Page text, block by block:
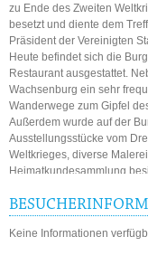
zu Ende des Zweiten
besetzt und diente dem
Präsident der Vereinigten
Heute befindet sich die
Restaurant ausgestattet.
Wachsenburg ein sehr
Wanderwege zum Gipfel
Außerdem wurde auf der
Ausstellungsstücke vom
Weltkrieges, diverse
Heimatkundesammlung
Keine Informationen